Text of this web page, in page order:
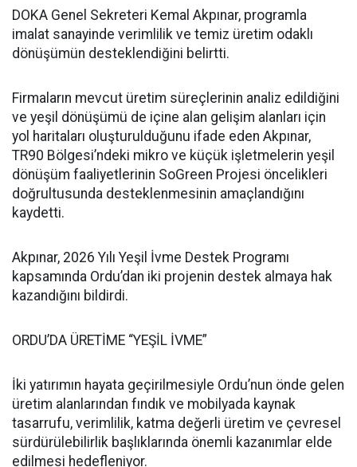
DOKA Genel Sekreteri Kemal Akpınar, programla
imalat sanayinde verimlilik ve temiz üretim odaklı
dönüşümün desteklendiğini belirtti.
Firmaların mevcut üretim süreçlerinin analiz edildiğini
ve yeşil dönüşümü de içine alan gelişim alanları için
yol haritaları oluşturulduğunu ifade eden Akpınar,
TR90 Bölgesi’ndeki mikro ve küçük işletmelerin yeşil
dönüşüm faaliyetlerinin SoGreen Projesi öncelikleri
doğrultusunda desteklenmesinin amaçlandığını
kaydetti.
Akpınar, 2026 Yılı Yeşil İvme Destek Programı
kapsamında Ordu’dan iki projenin destek almaya hak
kazandığını bildirdi.
ORDU’DA ÜRETİME “YEŞİL İVME”
İki yatırımın hayata geçirilmesiyle Ordu’nun önde gelen
üretim alanlarından fındık ve mobilyada kaynak
tasarrufu, verimlilik, katma değerli üretim ve çevresel
sürdürülebilirlik başlıklarında önemli kazanımlar elde
edilmesi hedefleniyor.